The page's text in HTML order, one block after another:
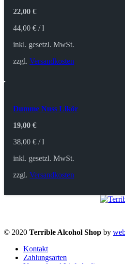
22,00€
44,00€ /l
inkl. gesetzl. MwSt.
zzgl.Versandkosten
Dumme Nuss Likör
19,00€
38,00€ /l
inkl. gesetzl. MwSt.
zzgl.Versandkosten
© 2020 Terrible Alcohol Shop by
Kontakt
Zahlungsarten